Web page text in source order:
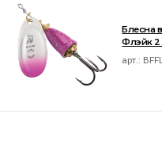
Блесна
Флэйк 2
арт.: